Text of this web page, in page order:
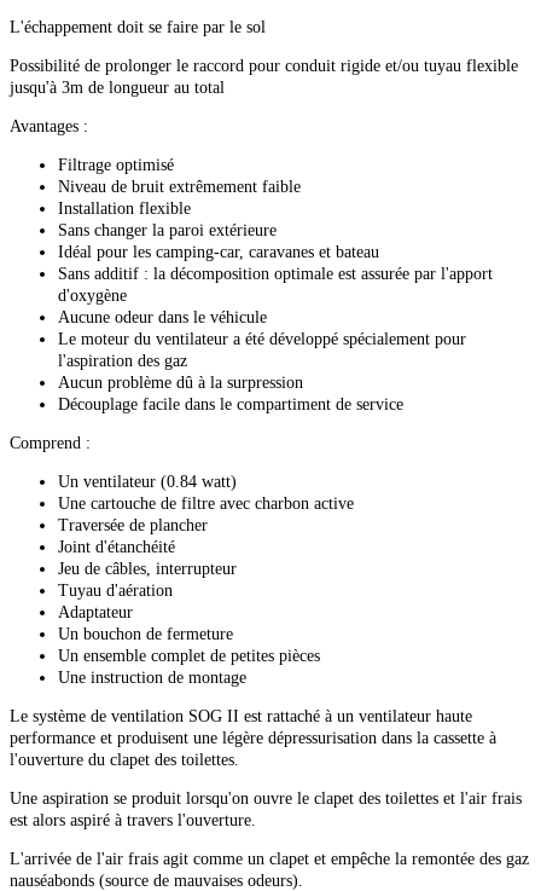
L'échappement doit se faire par le sol
Possibilité de prolonger le raccord pour conduit rigide et/ou tuyau flexible
jusqu'à 3m de longueur au total
Avantages :
Filtrage optimisé
Niveau de bruit extrêmement faible
Installation flexible
Sans changer la paroi extérieure
Idéal pour les camping-car, caravanes et bateau
Sans additif : la décomposition optimale est assurée par l'apport
d'oxygène
Aucune odeur dans le véhicule
Le moteur du ventilateur a été développé spécialement pour
l'aspiration des gaz
Aucun problème dû à la surpression
Découplage facile dans le compartiment de service
Comprend :
Un ventilateur (0.84 watt)
Une cartouche de filtre avec charbon active
Traversée de plancher
Joint d'étanchéité
Jeu de câbles, interrupteur
Tuyau d'aération
Adaptateur
Un bouchon de fermeture
Un ensemble complet de petites pièces
Une instruction de montage
Le système de ventilation SOG II est rattaché à un ventilateur haute
performance et produisent une légère dépressurisation dans la cassette à
l'ouverture du clapet des toilettes.
Une aspiration se produit lorsqu'on ouvre le clapet des toilettes et l'air frais
est alors aspiré à travers l'ouverture.
L'arrivée de l'air frais agit comme un clapet et empêche la remontée des gaz
nauséabonds (source de mauvaises odeurs).